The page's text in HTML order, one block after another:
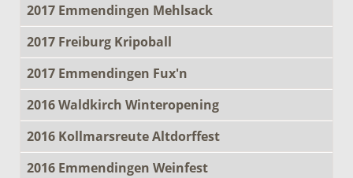
2017 Emmendingen Mehlsack
2017 Freiburg Kripoball
2017 Emmendingen Fux'n
2016 Waldkirch Winteropening
2016 Kollmarsreute Altdorffest
2016 Emmendingen Weinfest